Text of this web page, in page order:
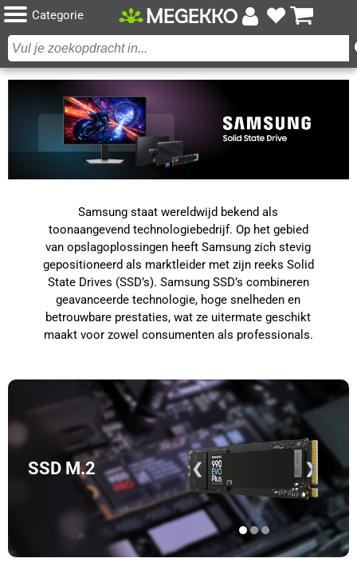
Categorie
Samsung staat wereldwijd bekend als
toonaangevend technologiebedrijf. Op het gebied
van opslagoplossingen heeft Samsung zich stevig
gepositioneerd als marktleider met zijn reeks Solid
State Drives (SSD’s). Samsung SSD’s combineren
geavanceerde technologie, hoge snelheden en
betrouwbare prestaties, wat ze uitermate geschikt
maakt voor zowel consumenten als professionals.
SSD M.2 ❮ ❯